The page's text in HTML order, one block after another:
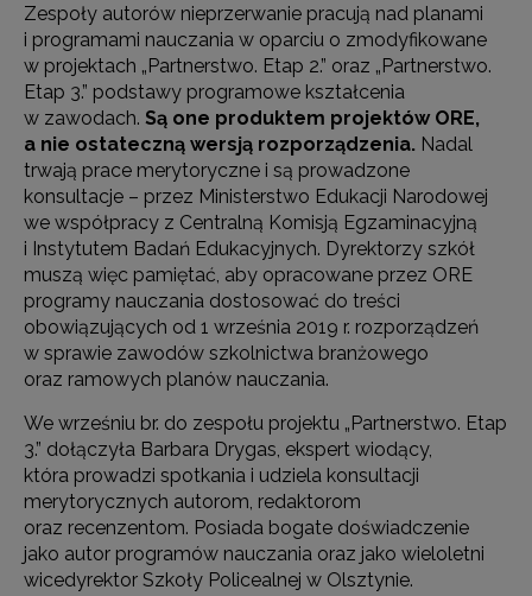
Zespoły autorów nieprzerwanie pracują nad planami
i programami nauczania w oparciu o zmodyfikowane
w projektach „Partnerstwo. Etap 2.” oraz „Partnerstwo.
Etap 3.” podstawy programowe kształcenia
w zawodach. Są one produktem projektów ORE,
a nie ostateczną wersją rozporządzenia. Nadal
trwają prace merytoryczne i są prowadzone
konsultacje – przez Ministerstwo Edukacji Narodowej
we współpracy z Centralną Komisją Egzaminacyjną
i Instytutem Badań Edukacyjnych. Dyrektorzy szkół
muszą więc pamiętać, aby opracowane przez ORE
programy nauczania dostosować do treści
obowiązujących od 1 września 2019 r. rozporządzeń
w sprawie zawodów szkolnictwa branżowego
oraz ramowych planów nauczania.
We wrześniu br. do zespołu projektu „Partnerstwo. Etap
3.” dołączyła Barbara Drygas, ekspert wiodący,
która prowadzi spotkania i udziela konsultacji
merytorycznych autorom, redaktorom
oraz recenzentom. Posiada bogate doświadczenie
jako autor programów nauczania oraz jako wieloletni
wicedyrektor Szkoły Policealnej w Olsztynie.